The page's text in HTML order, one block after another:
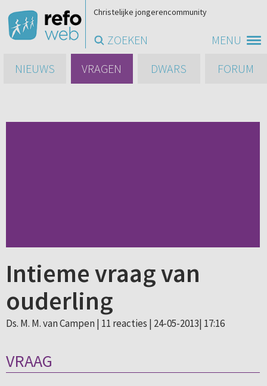
MENU
Christelijke jongerencommunity
ZOEKEN
NIEUWS
VRAGEN DWARS FORUM
Intieme vraag van
ouderling
Ds. M. M. van Campen | 11 reacties | 24-05-2013| 17:16
VRAAG